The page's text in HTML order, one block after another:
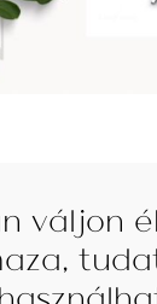
váljon